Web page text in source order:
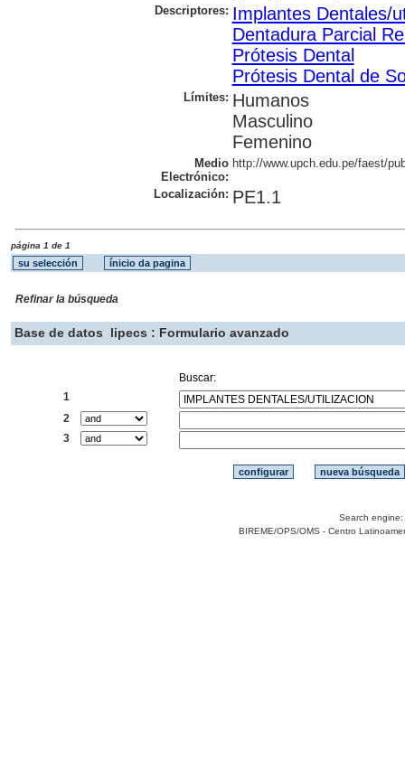
Descriptores: Implantes Dentales/
Dentadura Parcial
Prótesis Dental
Prótesis Dental de
Límites: Humanos
Masculino
Femenino
Medio
Electrónico:
http://www.upch.edu.pe/faest/
Localización: PE1.1
página 1 de 1
Refinar la búsqueda
Base de datos lipecs : Formulario avanzado
Buscar:
1
2
3
Search engine:
BIREME/OPS/OMS - Centro